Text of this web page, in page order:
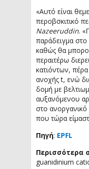
«Αυτό είναι
περοβσκιτικό
Nazeeruddin.
παράδειγμα
καθώς θα
περαιτέρω
κατιόντων,
ανοχής t, ενώ
δομή με
αυξανόμενου
στο
που τώρα
Πηγή: EPFL
Περισσότερα
guanidinium